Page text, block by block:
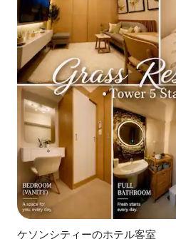
ケソンシティーのホテル客室